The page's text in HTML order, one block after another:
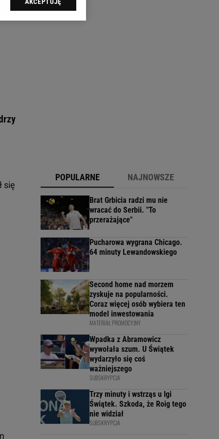
się
POPULARNE NAJNOWSZE
Brat Grbicia radzi mu nie
wracać do Serbii. "To
przerażające"
Pucharowa wygrana Chicago.
64 minuty Lewandowskiego
Second home nad morzem
zyskuje na popularności.
Coraz więcej osób wybiera ten
model inwestowania
MATERIAŁ PROMOCYJNY
Wpadka z Abramowicz
wywołała szum. U Świątek
wydarzyło się coś
ważniejszego
SUBSKRYPCJA
Trzy minuty i wstrząs u Igi
Świątek. Szkoda, że Roig tego
nie widział
SUBSKRYPCJA
sp. z o.o., jej
swoje preferencje
reklam i treści,